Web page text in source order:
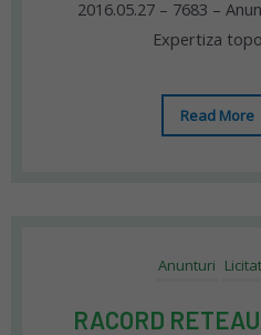
2016.05.27 – 7683 –
Expertiza
Read More
Anunturi
RACORD